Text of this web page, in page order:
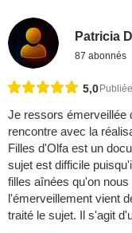
Patricia
87 abonnés
5,0
Je ressors émerveillée
rencontre avec la
Filles d'Olfa est un
sujet est difficile
filles aînées qu'on
l'émerveillement vient
traité le sujet. Il s'agit